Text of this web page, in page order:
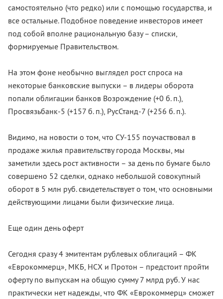
самостоятельно (что редко) или с помощью государства, и
все остальные. Подобное поведение инвесторов имеет
под собой вполне рациональную базу – списки,
формируемые Правительством.
На этом фоне необычно выглядел рост спроса на
некоторые банковские выпуски – в лидеры оборота
попали облигации банков Возрождение (+0 б. п.),
Просвязьбанк-5 (+157 б. п.), РусСтанд-7 (+256 б. п.).
Видимо, на новости о том, что СУ-155 поучаствовал в
продаже жилья правительству города Москвы, мы
заметили здесь рост активности – за день по бумаге было
совершено 52 сделки, однако небольшой совокупный
оборот в 5 млн руб. свидетельствует о том, что основными
действующими лицами были физические лица.
Еще один день оферт
Сегодня сразу 4 эмитентам рублевых облигаций – ФК
«Еврокоммерц», МКБ, НСХ и Протон – предстоит пройти
оферту по выпускам на общую сумму 7 млрд руб. У нас
практически нет надежды, что ФК «Еврокоммерц» сможет